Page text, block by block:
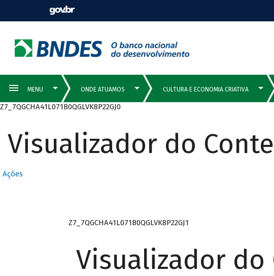
Z7_7QGCHA41L071B0QGLVK8P22GJ0
Visualizador do
Ações
Z7_7QGCHA41L071B0QGLVK8P22GJ1
Visualizador do